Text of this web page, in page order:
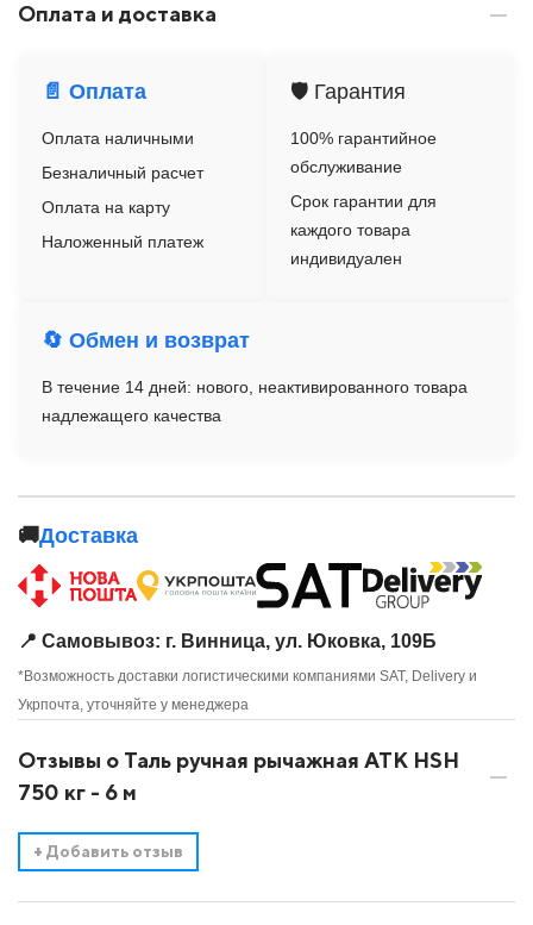
Оплата и доставка
📄 Оплата
Оплата наличными
Безналичный расчет
Оплата на карту
Наложенный платеж
🛡️ Гарантия
100% гарантийное
обслуживание
Срок гарантии для
каждого товара
индивидуален
🔄 Обмен и возврат
В течение 14 дней: нового, неактивированного товара
надлежащего качества
🚚Доставка
📍 Самовывоз: г. Винница, ул. Юковка, 109Б
*Возможность доставки логистическими компаниями SAT, Delivery и
Укрпочта, уточняйте у менеджера
Отзывы о Таль ручная рычажная АТК HSH
750 кг - 6 м
+ Добавить отзыв